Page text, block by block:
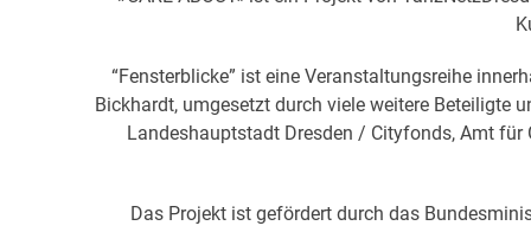
“Fensterblicke” ist eine Veranstaltungsreihe
Bickhardt, umgesetzt durch viele weitere Beteiligte
Landeshauptstadt Dresden / Cityfonds, Amt
Das Projekt ist gefördert durch das